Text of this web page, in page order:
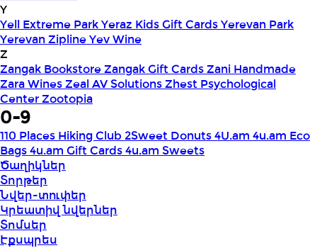
Y
Yell Extreme ParkYeraz Kids Gift CardsYerevan Park
Yerevan ZiplineYev Wine
Z
Zangak BookstoreZangak Gift CardsZani Handmade
Zara WinesZeal AV SolutionsZhest Psychological
CenterZootopia
0-9
110 Places Hiking Club 2Sweet Donuts4U.am 4u.am Eco
Bags4u.am Gift Cards4u.am Sweets
Ծաղիկներ
Տորթեր
Նվեր-տուփեր
Կրեատիվ նվերներ
Տոմսեր
Էքսպրես